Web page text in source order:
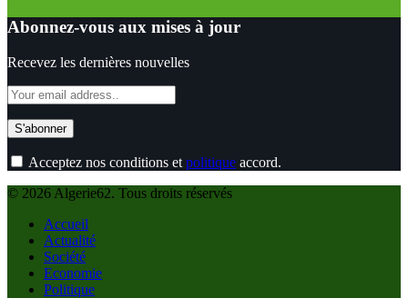
Abonnez-vous aux mises à jour
Recevez les dernières nouvelles
Acceptez nos conditions et politique accord.
© 2026 Algerie62. Tous droits réservés
Accueil
Actualité
Société
Economie
Politique